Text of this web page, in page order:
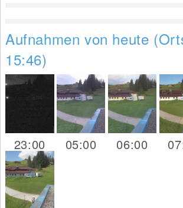
Aufnahmen von heute
15:46)
23:00 05:00 06:00